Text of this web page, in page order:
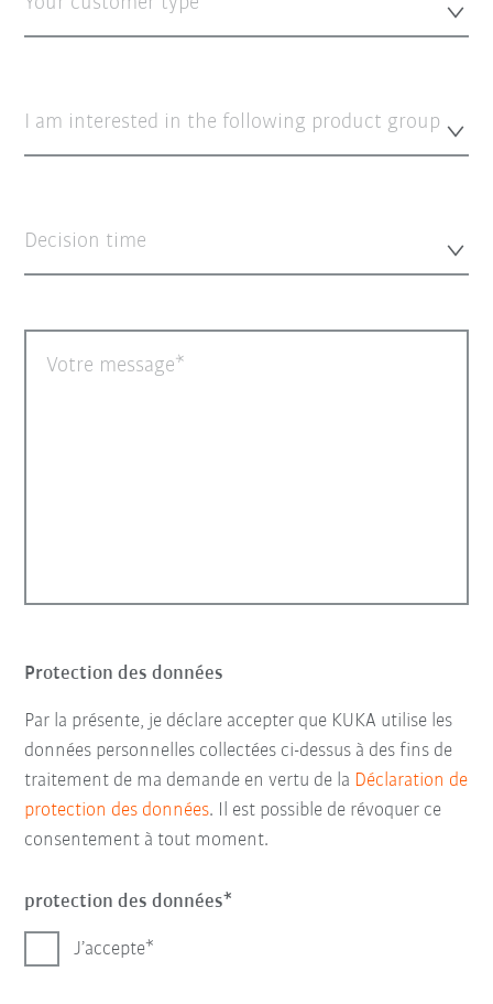
I am interested in the following product group
Decision time
Votre message
Protection des données
Par la présente, je déclare accepter que KUKA utilise les
données personnelles collectées ci-dessus à des fins de
traitement de ma demande en vertu de la Déclaration de
protection des données. Il est possible de révoquer ce
consentement à tout moment.
protection des données
J’accepte